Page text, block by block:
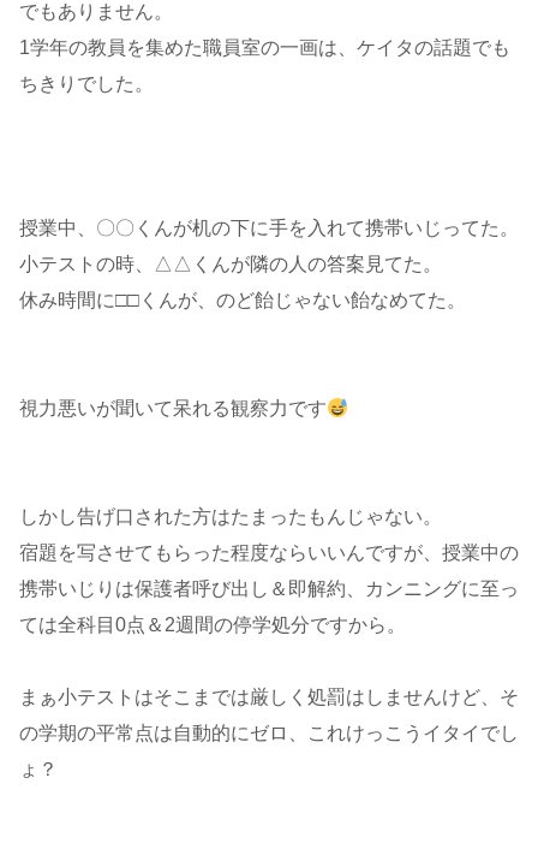
でもありません。
1学年の教員を集めた職員室の一画は、ケイタの話題でも
ちきりでした。
授業中、〇〇くんが机の下に手を入れて携帯いじってた。
小テストの時、△△くんが隣の人の答案見てた。
休み時間に□□くんが、のど飴じゃない飴なめてた。
視力悪いが聞いて呆れる観察力です
しかし告げ口された方はたまったもんじゃない。
宿題を写させてもらった程度ならいいんですが、授業中の
携帯いじりは保護者呼び出し＆即解約、カンニングに至っ
ては全科目0点＆2週間の停学処分ですから。
まぁ小テストはそこまでは厳しく処罰はしませんけど、そ
の学期の平常点は自動的にゼロ、これけっこうイタイでし
ょ？